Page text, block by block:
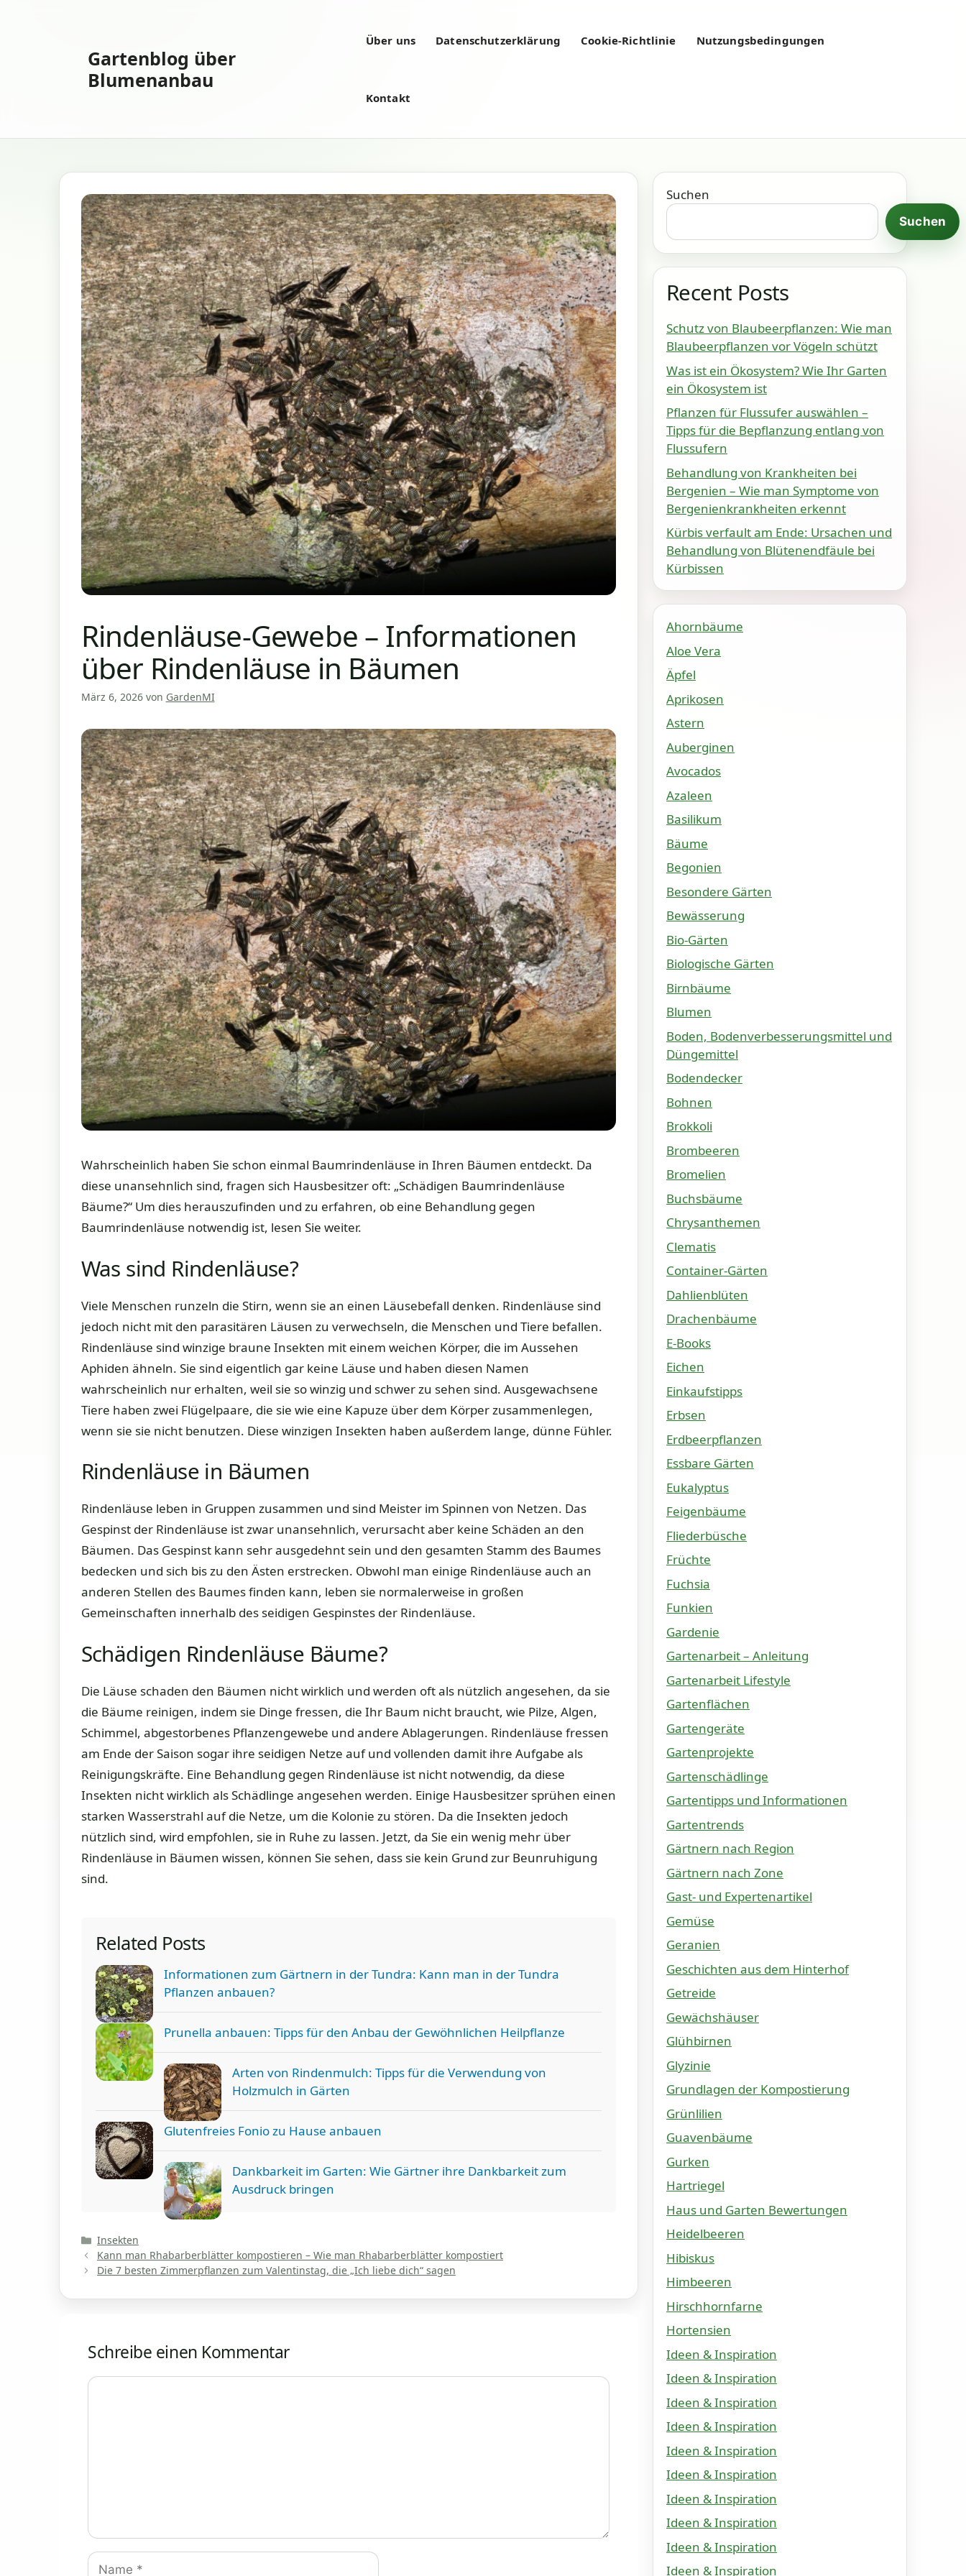
Gartenblog über
Blumenanbau
Über uns Datenschutzerklärung Cookie-Richtlinie Nutzungsbedingungen
Kontakt
Rindenläuse-Gewebe – Informationen
über Rindenläuse in Bäumen
März 6, 2026 von GardenMI
Wahrscheinlich haben Sie schon einmal Baumrindenläuse in Ihren Bäumen entdeckt. Da
diese unansehnlich sind, fragen sich Hausbesitzer oft: „Schädigen Baumrindenläuse
Bäume?“ Um dies herauszufinden und zu erfahren, ob eine Behandlung gegen
Baumrindenläuse notwendig ist, lesen Sie weiter.
Was sind Rindenläuse?
Viele Menschen runzeln die Stirn, wenn sie an einen Läusebefall denken. Rindenläuse sind
jedoch nicht mit den parasitären Läusen zu verwechseln, die Menschen und Tiere befallen.
Rindenläuse sind winzige braune Insekten mit einem weichen Körper, die im Aussehen
Aphiden ähneln. Sie sind eigentlich gar keine Läuse und haben diesen Namen
wahrscheinlich nur erhalten, weil sie so winzig und schwer zu sehen sind. Ausgewachsene
Tiere haben zwei Flügelpaare, die sie wie eine Kapuze über dem Körper zusammenlegen,
wenn sie sie nicht benutzen. Diese winzigen Insekten haben außerdem lange, dünne Fühler.
Rindenläuse in Bäumen
Rindenläuse leben in Gruppen zusammen und sind Meister im Spinnen von Netzen. Das
Gespinst der Rindenläuse ist zwar unansehnlich, verursacht aber keine Schäden an den
Bäumen. Das Gespinst kann sehr ausgedehnt sein und den gesamten Stamm des Baumes
bedecken und sich bis zu den Ästen erstrecken. Obwohl man einige Rindenläuse auch an
anderen Stellen des Baumes finden kann, leben sie normalerweise in großen
Gemeinschaften innerhalb des seidigen Gespinstes der Rindenläuse.
Schädigen Rindenläuse Bäume?
Die Läuse schaden den Bäumen nicht wirklich und werden oft als nützlich angesehen, da sie
die Bäume reinigen, indem sie Dinge fressen, die Ihr Baum nicht braucht, wie Pilze, Algen,
Schimmel, abgestorbenes Pflanzengewebe und andere Ablagerungen. Rindenläuse fressen
am Ende der Saison sogar ihre seidigen Netze auf und vollenden damit ihre Aufgabe als
Reinigungskräfte. Eine Behandlung gegen Rindenläuse ist nicht notwendig, da diese
Insekten nicht wirklich als Schädlinge angesehen werden. Einige Hausbesitzer sprühen einen
starken Wasserstrahl auf die Netze, um die Kolonie zu stören. Da die Insekten jedoch
nützlich sind, wird empfohlen, sie in Ruhe zu lassen. Jetzt, da Sie ein wenig mehr über
Rindenläuse in Bäumen wissen, können Sie sehen, dass sie kein Grund zur Beunruhigung
sind.
Related Posts
Informationen zum Gärtnern in der Tundra: Kann man in der Tundra
Pflanzen anbauen?
Prunella anbauen: Tipps für den Anbau der Gewöhnlichen Heilpflanze
Arten von Rindenmulch: Tipps für die Verwendung von
Holzmulch in Gärten
Glutenfreies Fonio zu Hause anbauen
Dankbarkeit im Garten: Wie Gärtner ihre Dankbarkeit zum
Ausdruck bringen
Kategorien
Insekten
Kann man Rhabarberblätter kompostieren – Wie man Rhabarberblätter kompostiert
Die 7 besten Zimmerpflanzen zum Valentinstag, die „Ich liebe dich“ sagen
Schreibe einen Kommentar
Kommentar
Name
Suchen
Suchen
Recent Posts
Schutz von Blaubeerpflanzen: Wie man
Blaubeerpflanzen vor Vögeln schützt
Was ist ein Ökosystem? Wie Ihr Garten
ein Ökosystem ist
Pflanzen für Flussufer auswählen –
Tipps für die Bepflanzung entlang von
Flussufern
Behandlung von Krankheiten bei
Bergenien – Wie man Symptome von
Bergenienkrankheiten erkennt
Kürbis verfault am Ende: Ursachen und
Behandlung von Blütenendfäule bei
Kürbissen
Ahornbäume
Aloe Vera
Äpfel
Aprikosen
Astern
Auberginen
Avocados
Azaleen
Basilikum
Bäume
Begonien
Besondere Gärten
Bewässerung
Bio-Gärten
Biologische Gärten
Birnbäume
Blumen
Boden, Bodenverbesserungsmittel und
Düngemittel
Bodendecker
Bohnen
Brokkoli
Brombeeren
Bromelien
Buchsbäume
Chrysanthemen
Clematis
Container-Gärten
Dahlienblüten
Drachenbäume
E-Books
Eichen
Einkaufstipps
Erbsen
Erdbeerpflanzen
Essbare Gärten
Eukalyptus
Feigenbäume
Fliederbüsche
Früchte
Fuchsia
Funkien
Gardenie
Gartenarbeit – Anleitung
Gartenarbeit Lifestyle
Gartenflächen
Gartengeräte
Gartenprojekte
Gartenschädlinge
Gartentipps und Informationen
Gartentrends
Gärtnern nach Region
Gärtnern nach Zone
Gast- und Expertenartikel
Gemüse
Geranien
Geschichten aus dem Hinterhof
Getreide
Gewächshäuser
Glühbirnen
Glyzinie
Grundlagen der Kompostierung
Grünlilien
Guavenbäume
Gurken
Hartriegel
Haus und Garten Bewertungen
Heidelbeeren
Hibiskus
Himbeeren
Hirschhornfarne
Hortensien
Ideen & Inspiration
Ideen & Inspiration
Ideen & Inspiration
Ideen & Inspiration
Ideen & Inspiration
Ideen & Inspiration
Ideen & Inspiration
Ideen & Inspiration
Ideen & Inspiration
Ideen & Inspiration